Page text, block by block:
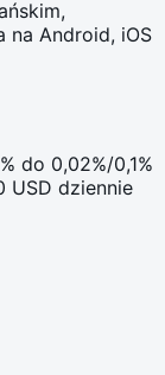
na Android, iOS
do 0,02%/0,1%
USD dziennie